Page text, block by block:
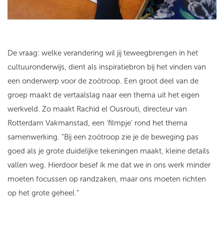
De vraag: welke verandering wil jij teweegbrengen in het
cultuuronderwijs, dient als inspiratiebron bij het vinden van
een onderwerp voor de zoötroop. Een groot deel van de
groep maakt de vertaalslag naar een thema uit het eigen
werkveld. Zo maakt Rachid el Ousrouti, directeur van
Rotterdam Vakmanstad, een ‘filmpje’ rond het thema
samenwerking. “Bij een zoötroop zie je de beweging pas
goed als je grote duidelijke tekeningen maakt, kleine details
vallen weg. Hierdoor besef ik me dat we in ons werk minder
moeten focussen op randzaken, maar ons moeten richten
op het grote geheel.”